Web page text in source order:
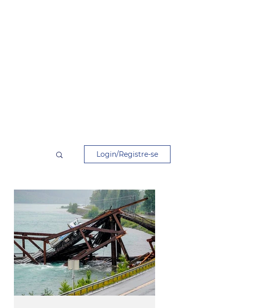
Login/Registre-se